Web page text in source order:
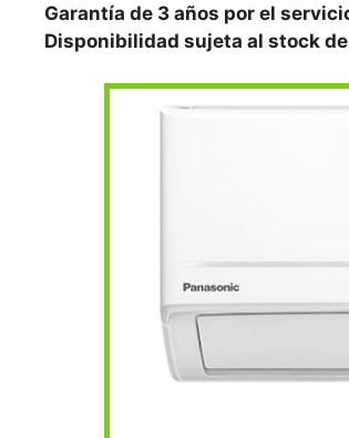
Garantía de 3 años por el
Disponibilidad sujeta al stock